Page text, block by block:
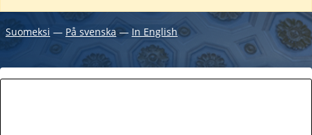
Suomeksi ― På svenska ― In English